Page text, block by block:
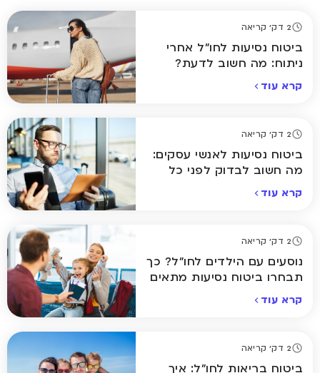
2 דק' קריאה
ביטוח נסיעות לחו"ל אחרי
ניתוח: מה חשוב לדעת?
קרא עוד
2 דק' קריאה
ביטוח נסיעות לאנשי עסקים:
מה חשוב לבדוק לפני כל
קרא עוד
2 דק' קריאה
נוסעים עם הילדים לחו"ל? כך
תבחרו ביטוח נסיעות מתאים
קרא עוד
2 דק' קריאה
ביטוח בריאות לחו"ל: איך